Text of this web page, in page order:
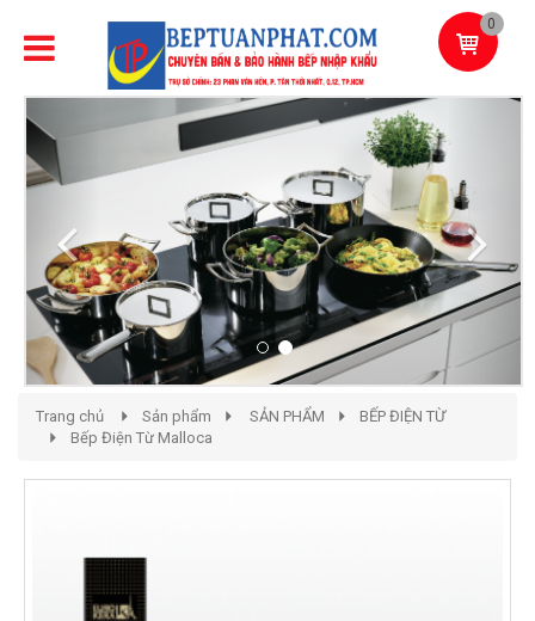
0
Previous
Trang chủ Sản phẩm SẢN PHẨM
BẾP ĐIỆN TỪ
Bếp Điện Từ Malloca